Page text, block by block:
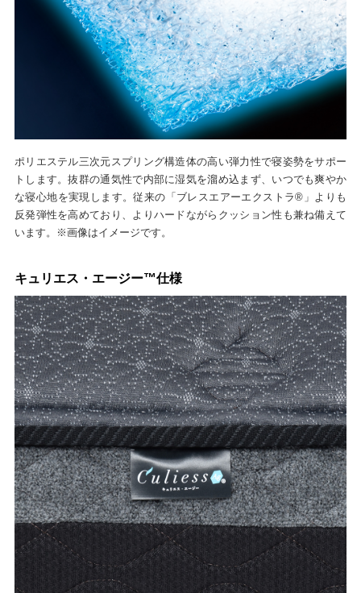
ポリエステル三次元スプリング構造体の高い弾力性で寝姿勢をサポー
トします。抜群の通気性で内部に湿気を溜め込まず、いつでも爽やか
な寝心地を実現します。従来の「ブレスエアーエクストラ®」よりも
反発弾性を高めており、よりハードながらクッション性も兼ね備えて
います。※画像はイメージです。
キュリエス・エージー™仕様